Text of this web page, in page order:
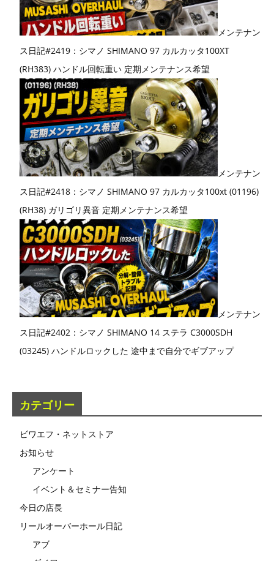
メンテナン
ス日記#2419：シマノ SHIMANO 97 カルカッタ100XT
(RH383) ハンドル回転重い 定期メンテナンス希望
メンテナン
ス日記#2418：シマノ SHIMANO 97 カルカッタ100xt (01196)
(RH38) ガリゴリ異音 定期メンテナンス希望
メンテナン
ス日記#2402：シマノ SHIMANO 14 ステラ C3000SDH
(03245) ハンドルロックした 途中まで自分でギブアップ
カテゴリー
ビワエフ・ネットストア
お知らせ
アンケート
イベント＆セミナー告知
今日の店長
リールオーバーホール日記
アブ